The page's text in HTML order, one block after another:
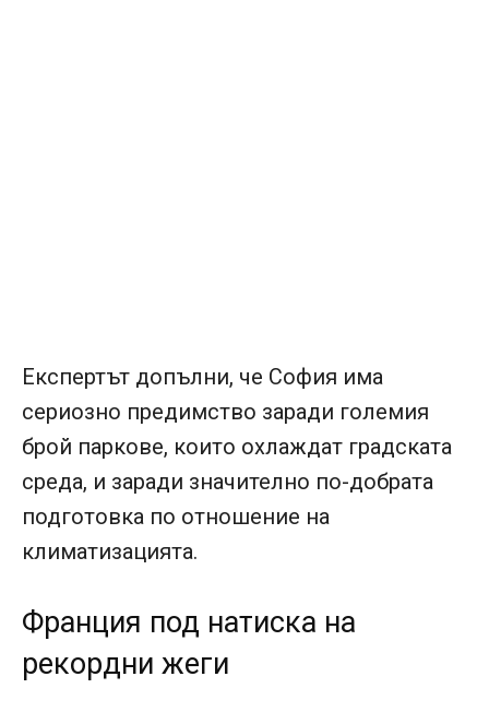
Експертът допълни, че София има
сериозно предимство заради големия
брой паркове, които охлаждат градската
среда, и заради значително по-добрата
подготовка по отношение на
климатизацията.
Франция под натиска на
рекордни жеги